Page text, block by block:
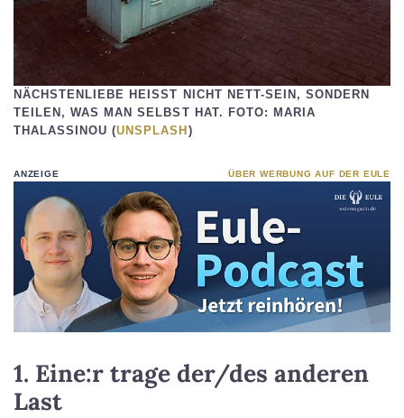
NÄCHSTENLIEBE HEISST NICHT NETT-SEIN, SONDERN T
EILEN, WAS MAN SELBST HAT. FOTO: MARIA T
HALASSINOU ( UNSPLASH )
ANZEIGE ÜBER WERBUNG AUF DER EULE
1. Eine:r trage der/des anderen
Last